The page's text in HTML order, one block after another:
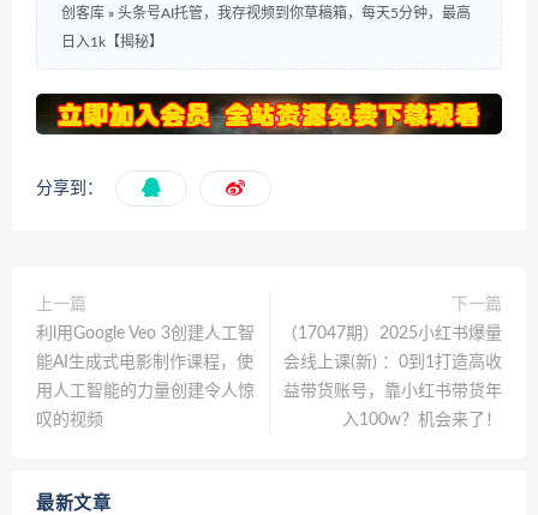
创客库 » 头条号AI托管，我存视频到你草稿箱，每天5分钟，最高
日入1k【揭秘】
分享到：
上一篇
利l用Google Veo 3创建人工智
能AI生成式电影制作课程，使
用人工智能的力量创建令人惊
叹的视频
下一篇
（17047期）2025小红书爆量
会线上课(新) ：0到1打造高收
益带货账号，靠小红书带货年
入100w？机会来了！
最新文章